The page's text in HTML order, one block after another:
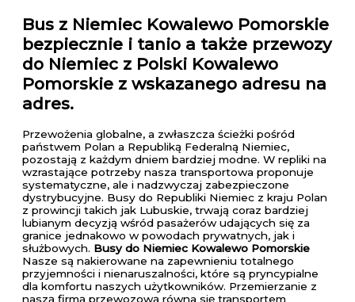
Bus z Niemiec Kowalewo Pomorskie
bezpiecznie i tanio a także przewozy
do Niemiec z Polski Kowalewo
Pomorskie z wskazanego adresu na
adres.
Przewożenia globalne, a zwłaszcza ścieżki pośród
państwem Polan a Republiką Federalną Niemiec,
pozostają z każdym dniem bardziej modne. W repliki na
wzrastające potrzeby nasza transportowa proponuje
systematyczne, ale i nadzwyczaj zabezpieczone
dystrybucyjne. Busy do Republiki Niemiec z kraju Polan
z prowincji takich jak Lubuskie, trwają coraz bardziej
lubianym decyzją wśród pasażerów udających się za
granice jednakowo w powodach prywatnych, jak i
służbowych. Busy do Niemiec Kowalewo Pomorskie
Nasze są nakierowane na zapewnieniu totalnego
przyjemności i nienaruszalności, które są pryncypialne
dla komfortu naszych użytkowników. Przemierzanie z
naszą firmą przewozową równa się transportem